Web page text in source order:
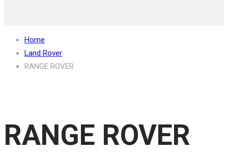
Home
Land Rover
RANGE ROVER
RANGE ROVER